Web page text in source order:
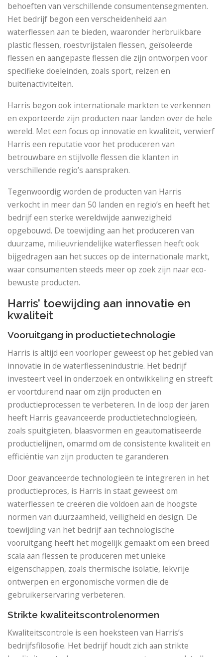
behoeften van verschillende consumentensegmenten.
Het bedrijf begon een verscheidenheid aan
waterflessen aan te bieden, waaronder herbruikbare
plastic flessen, roestvrijstalen flessen, geïsoleerde
flessen en aangepaste flessen die zijn ontworpen voor
specifieke doeleinden, zoals sport, reizen en
buitenactiviteiten.
Harris begon ook internationale markten te verkennen
en exporteerde zijn producten naar landen over de hele
wereld. Met een focus op innovatie en kwaliteit, verwierf
Harris een reputatie voor het produceren van
betrouwbare en stijlvolle flessen die klanten in
verschillende regio’s aanspraken.
Tegenwoordig worden de producten van Harris
verkocht in meer dan 50 landen en regio’s en heeft het
bedrijf een sterke wereldwijde aanwezigheid
opgebouwd. De toewijding aan het produceren van
duurzame, milieuvriendelijke waterflessen heeft ook
bijgedragen aan het succes op de internationale markt,
waar consumenten steeds meer op zoek zijn naar eco-
bewuste producten.
Harris’ toewijding aan innovatie en
kwaliteit
Vooruitgang in productietechnologie
Harris is altijd een voorloper geweest op het gebied van
innovatie in de waterflessenindustrie. Het bedrijf
investeert veel in onderzoek en ontwikkeling en streeft
er voortdurend naar om zijn producten en
productieprocessen te verbeteren. In de loop der jaren
heeft Harris geavanceerde productietechnologieën,
zoals spuitgieten, blaasvormen en geautomatiseerde
productielijnen, omarmd om de consistente kwaliteit en
efficiëntie van zijn producten te garanderen.
Door geavanceerde technologieën te integreren in het
productieproces, is Harris in staat geweest om
waterflessen te creëren die voldoen aan de hoogste
normen van duurzaamheid, veiligheid en design. De
toewijding van het bedrijf aan technologische
vooruitgang heeft het mogelijk gemaakt om een ​​breed
scala aan flessen te produceren met unieke
eigenschappen, zoals thermische isolatie, lekvrije
ontwerpen en ergonomische vormen die de
gebruikerservaring verbeteren.
Strikte kwaliteitscontrolenormen
Kwaliteitscontrole is een hoeksteen van Harris’s
bedrijfsfilosofie. Het bedrijf houdt zich aan strikte